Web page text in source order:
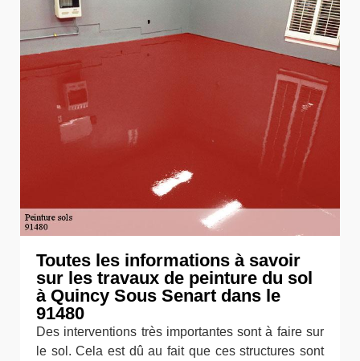
Toutes les informations à savoir
sur les travaux de peinture du sol
à Quincy Sous Senart dans le
91480
Des interventions très importantes sont à faire sur
le sol. Cela est dû au fait que ces structures sont